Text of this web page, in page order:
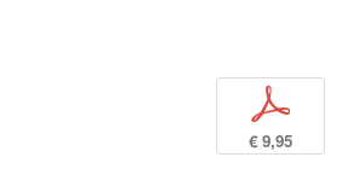
p
€ 9,95